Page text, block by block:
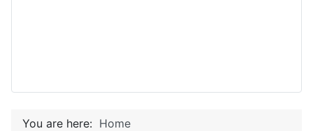
You are here: Home